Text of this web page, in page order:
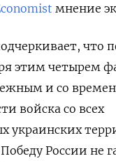
мнение
что
этим четырем
и со
войска со всех
украинских
России не